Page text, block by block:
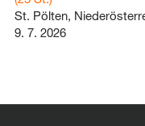
St. Pölten,
9. 7. 2026